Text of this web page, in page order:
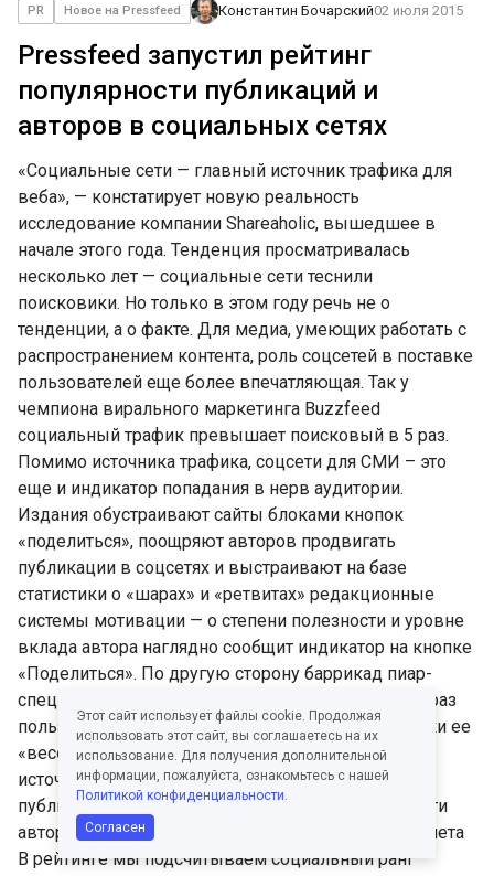
PR Новое на Pressfeed Константин Бочарский02 июля 2015
Pressfeed запустил рейтинг
популярности публикаций и
авторов в социальных сетях
«Социальные сети — главный источник трафика для
веба», — констатирует новую реальность
исследование компании Shareaholic, вышедшее в
начале этого года. Тенденция просматривалась
несколько лет — социальные сети теснили
поисковики. Но только в этом году речь не о
тенденции, а о факте. Для медиа, умеющих работать с
распространением контента, роль соцсетей в поставке
пользователей еще более впечатляющая. Так у
чемпиона вирального маркетинга Buzzfeed
cоциальный трафик превышает поисковый в 5 раз.
Помимо источника трафика, соцсети для СМИ – это
еще и индикатор попадания в нерв аудитории.
Издания обустраивают сайты блоками кнопок
«поделиться», поощряют авторов продвигать
публикации в соцсетях и выстраивают на базе
статистики о «шарах» и «ретвитах» редакционные
системы мотивации — о степени полезности и уровне
вклада автора наглядно сообщит индикатор на кнопке
«Поделиться». По другую сторону баррикад пиар-
специалисты используют данные о том, сколько раз
пользователи поделились публикацией для оценки ее
«весомости». Мы решили помочь редакциям и
источникам отслеживать «социальный вес»
публикаций. И представляем рейтинг популярности
авторов и публикаций в соцсетях. Правила пересчета
В рейтинге мы подсчитываем социальный ранг
Этот сайт использует файлы cookie. Продолжая
использовать этот сайт, вы соглашаетесь на их
использование. Для получения дополнительной
информации, пожалуйста, ознакомьтесь с нашей
Политикой конфиденциальности.
Согласен